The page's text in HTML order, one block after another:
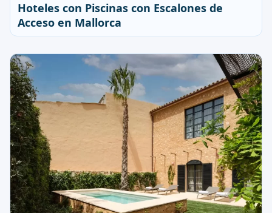
Hoteles con Piscinas con Escalones de
Acceso en Mallorca